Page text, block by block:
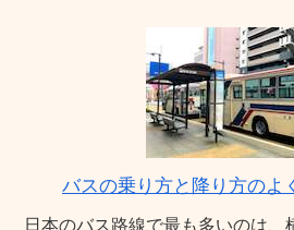
バスの乗り方と降り方のよ
日本のバス路線で最も多いのは、